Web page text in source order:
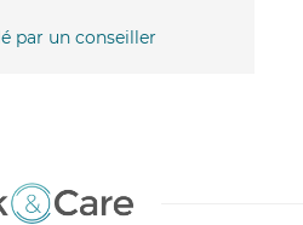
par un conseiller